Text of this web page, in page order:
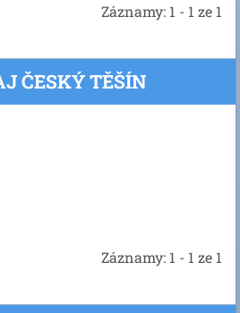
Záznamy: 1 - 1 ze 1
ČESKÝ TĚŠÍN
Záznamy: 1 - 1 ze 1